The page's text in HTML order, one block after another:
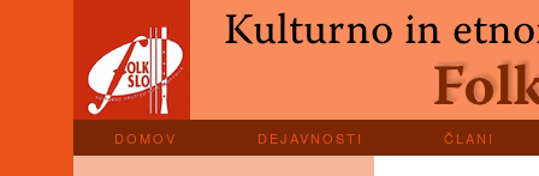
DOMOV DEJAVNOSTI ČLANI